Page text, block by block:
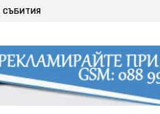
СЪБИТИЯ